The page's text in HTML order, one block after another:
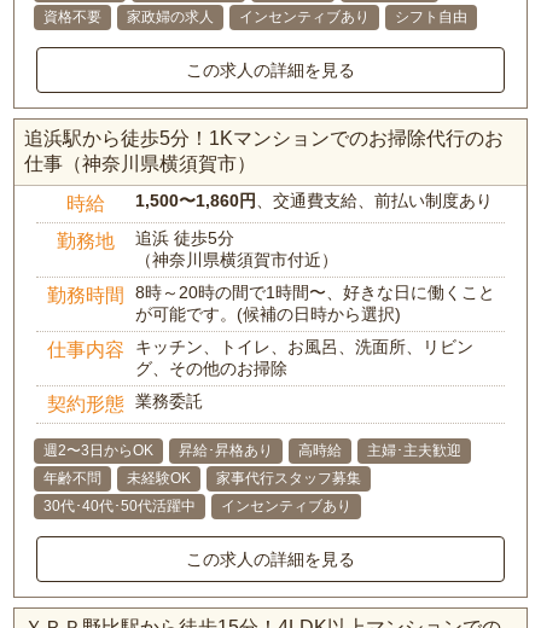
資格不要
家政婦の求人 インセンティブあり シフト自由
この求人の詳細を見る
追浜駅から徒歩5分！1Kマンションでのお掃除代行のお
仕事（神奈川県横須賀市）
時給 1,500〜1,860円、交通費支給、前払い制度あり
勤務地
追浜 徒歩5分
（神奈川県横須賀市付近）
勤務時間
8時～20時の間で1時間〜、好きな日に働くこと
が可能です。(候補の日時から選択)
仕事内容
キッチン、トイレ、お風呂、洗面所、リビン
グ、その他のお掃除
契約形態 業務委託
週2〜3日からOK 昇給･昇格あり 高時給
主婦･主夫歓迎
年齢不問
未経験OK
家事代行スタッフ募集
30代･40代･50代活躍中
インセンティブあり
この求人の詳細を見る